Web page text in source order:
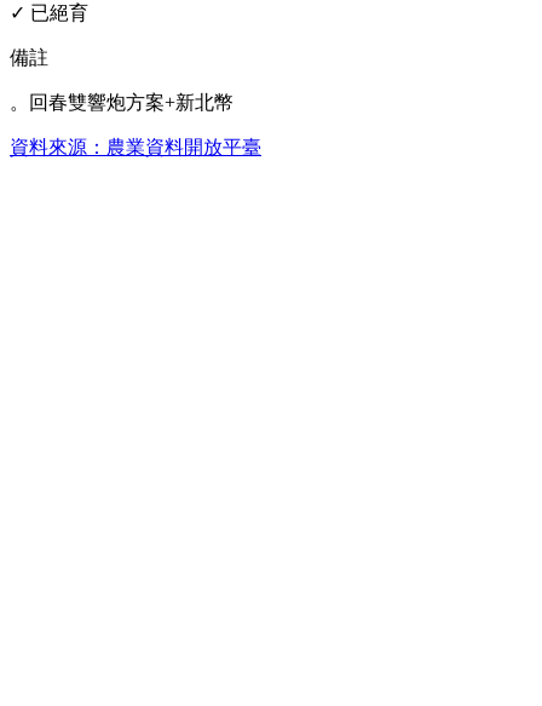
✓ 已絕育
備註
。回春雙響炮方案+新北幣
資料來源：農業資料開放平臺